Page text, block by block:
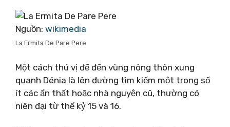
Nguồn: wikimedia
La Ermita De Pare Pere
Một cách thú vị để đến vùng nông thôn xung
quanh Dénia là lên đường tìm kiếm một trong số
ít các ẩn thất hoặc nhà nguyện cũ, thường có
niên đại từ thế kỷ 15 và 16.